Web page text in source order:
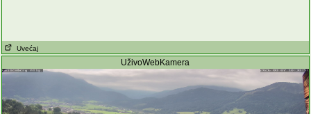
Uvećaj
UživoWebKamera